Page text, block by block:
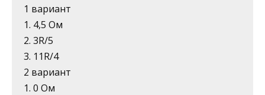
1 вариант
1. 4,5 Ом
2. 3R/5
3. 11R/4
2 вариант
1. 0 Ом